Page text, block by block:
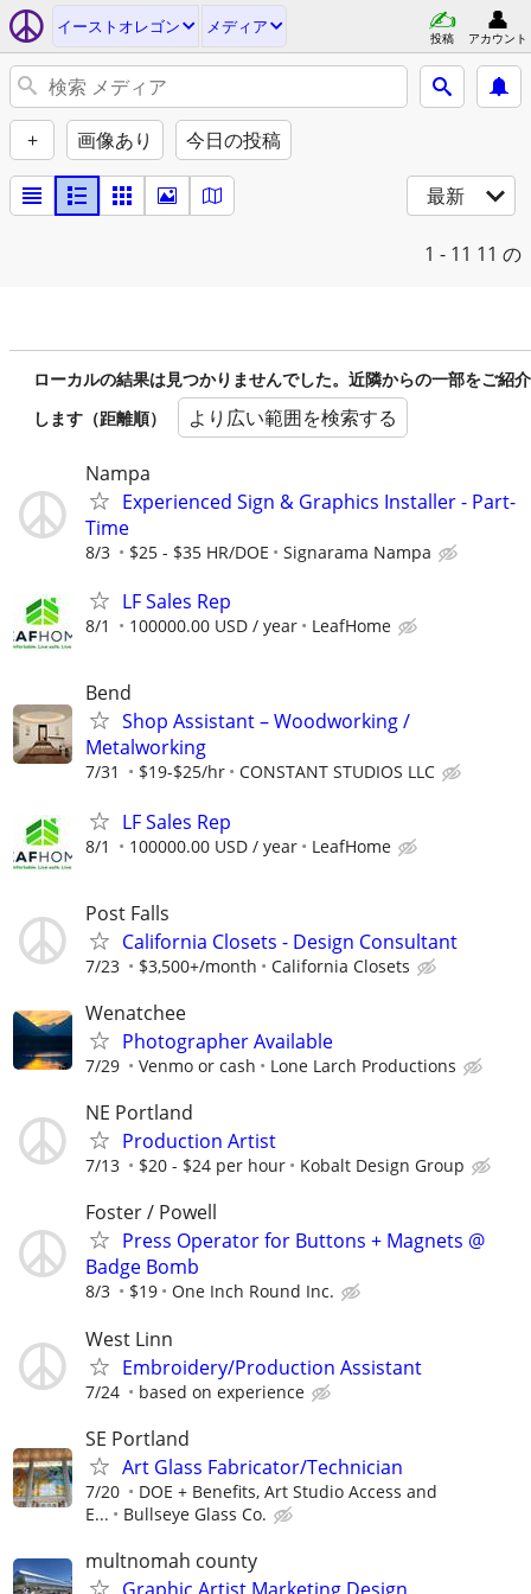
イーストオレゴン メディア
投稿 アカウント
+ 画像あり 今日の投稿
最新
1 - 11 11 の
ローカルの結果は見つかりませんでした。近隣からの一部をご紹介
します（距離順）
より広い範囲を検索する
Nampa
Experienced Sign & Graphics Installer - Part-
Time
8/3 $25 - $35 HR/DOE Signarama Nampa
LF Sales Rep
8/1 100000.00 USD / year LeafHome
Bend
Shop Assistant – Woodworking /
Metalworking
7/31 $19-$25/hr CONSTANT STUDIOS LLC
LF Sales Rep
8/1 100000.00 USD / year LeafHome
Post Falls
California Closets - Design Consultant
7/23 $3,500+/month California Closets
Wenatchee
Photographer Available
7/29 Venmo or cash Lone Larch Productions
NE Portland
Production Artist
7/13 $20 - $24 per hour Kobalt Design Group
Foster / Powell
Press Operator for Buttons + Magnets @
Badge Bomb
8/3 $19 One Inch Round Inc.
West Linn
Embroidery/Production Assistant
7/24 based on experience
SE Portland
Art Glass Fabricator/Technician
7/20
DOE + Benefits, Art Studio Access and
E...
Bullseye Glass Co.
multnomah county